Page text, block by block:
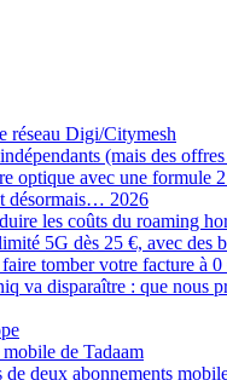
réseau Digi/Citymesh
(mais des
optique avec une formule
désormais… 2026
les coûts du roaming
5G dès 25 €, avec des
tomber votre facture à 0
va disparaître : que nous
de Tadaam
deux abonnements